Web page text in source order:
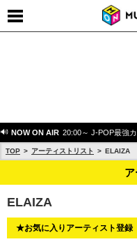
NOW ON AIR 20:00～ J-POP最強
TOP アーティストリスト ELAIZA
ELAIZA
★お気に入りアーティスト登録